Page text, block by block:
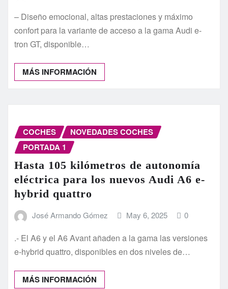
– Diseño emocional, altas prestaciones y máximo
confort para la variante de acceso a la gama Audi e-
tron GT, disponible…
MÁS INFORMACIÓN
COCHES
NOVEDADES COCHES
PORTADA 1
Hasta 105 kilómetros de autonomía
eléctrica para los nuevos Audi A6 e-
hybrid quattro
José Armando Gómez May 6, 2025 0
.- El A6 y el A6 Avant añaden a la gama las versiones
e-hybrid quattro, disponibles en dos niveles de…
MÁS INFORMACIÓN